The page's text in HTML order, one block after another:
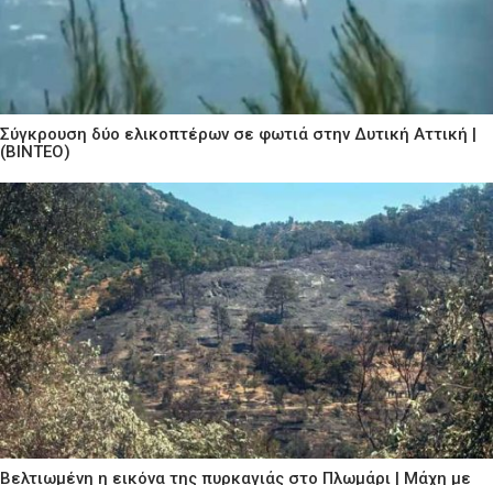
Σύγκρουση δύο ελικοπτέρων σε φωτιά στην Δυτική Αττική |
(ΒΙΝΤΕΟ)
Βελτιωμένη η εικόνα της πυρκαγιάς στο Πλωμάρι | Μάχη με